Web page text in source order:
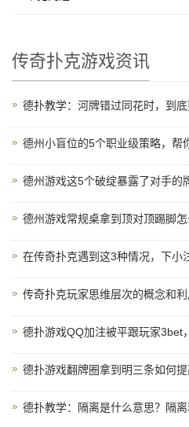
传奇扑克游戏资讯
德扑教学：河牌错过同花时，到底
德州小盲位的5个职业级策略，帮
德州游戏这5个破绽暴露了对手的
德州游戏常规桌拿到顶对顶踢脚怎
在传奇扑克遇到这3种情况，下小
传奇扑克玩家思维层次的概念和
德扑游戏QQ加注被平跟玩家3bet
德扑游戏翻牌圈拿到明三条如何提
德扑教学：隔离是什么意思？隔